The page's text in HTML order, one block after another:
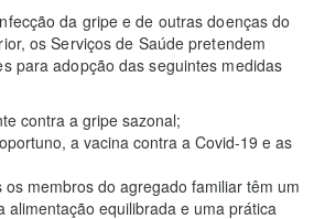
da gripe e de outras doenças do
os Serviços de Saúde pretendem
para adopção das seguintes medidas
contra a gripe sazonal;
a vacina contra a Covid-19 e as
membros do agregado familiar têm um
alimentação equilibrada e uma prática